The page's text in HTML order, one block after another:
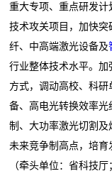
重大专项、重点研发计
技术攻关项目，加快
纤、中高端激光设备及
行业整体技术水平。加
方式，调动高校、科
备、高电光转换效率
制、大功率激光切割
未来竞争制高点，培育
（牵头单位：省科技